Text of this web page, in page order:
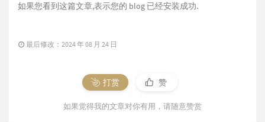
如果您看到这篇文章,表示您的 blog 已经安装成功.
最后修改：2024 年 08 月 24 日
打赏 赞
如果觉得我的文章对你有用，请随意赞赏